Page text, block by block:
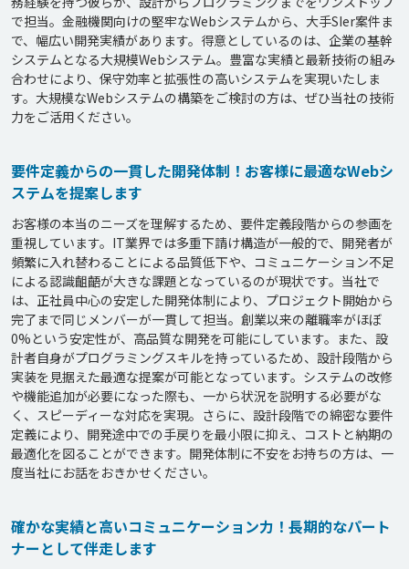
で担当。金融機関向けの堅牢なWebシステムから、大手SIer案件ま
で、幅広い開発実績があります。得意としているのは、企業の基幹
システムとなる大規模Webシステム。豊富な実績と最新技術の組み
合わせにより、保守効率と拡張性の高いシステムを実現いたしま
す。大規模なWebシステムの構築をご検討の方は、ぜひ当社の技術
要件定義からの一貫した開発体制！お客様に最適なWebシ
ステムを提案します
お客様の本当のニーズを理解するため、要件定義段階からの参画を
重視しています。IT業界では多重下請け構造が一般的で、開発者が
頻繁に入れ替わることによる品質低下や、コミュニケーション不足
による認識齟齬が大きな課題となっているのが現状です。当社で
は、正社員中心の安定した開発体制により、プロジェクト開始から
完了まで同じメンバーが一貫して担当。創業以来の離職率がほぼ
0%という安定性が、高品質な開発を可能にしています。また、設
計者自身がプログラミングスキルを持っているため、設計段階から
実装を見据えた最適な提案が可能となっています。システムの改修
や機能追加が必要になった際も、一から状況を説明する必要がな
く、スピーディーな対応を実現。さらに、設計段階での綿密な要件
定義により、開発途中での手戻りを最小限に抑え、コストと納期の
最適化を図ることができます。開発体制に不安をお持ちの方は、一
度当社にお話をおきかせください。
確かな実績と高いコミュニケーション力！長期的なパート
ナーとして伴走します